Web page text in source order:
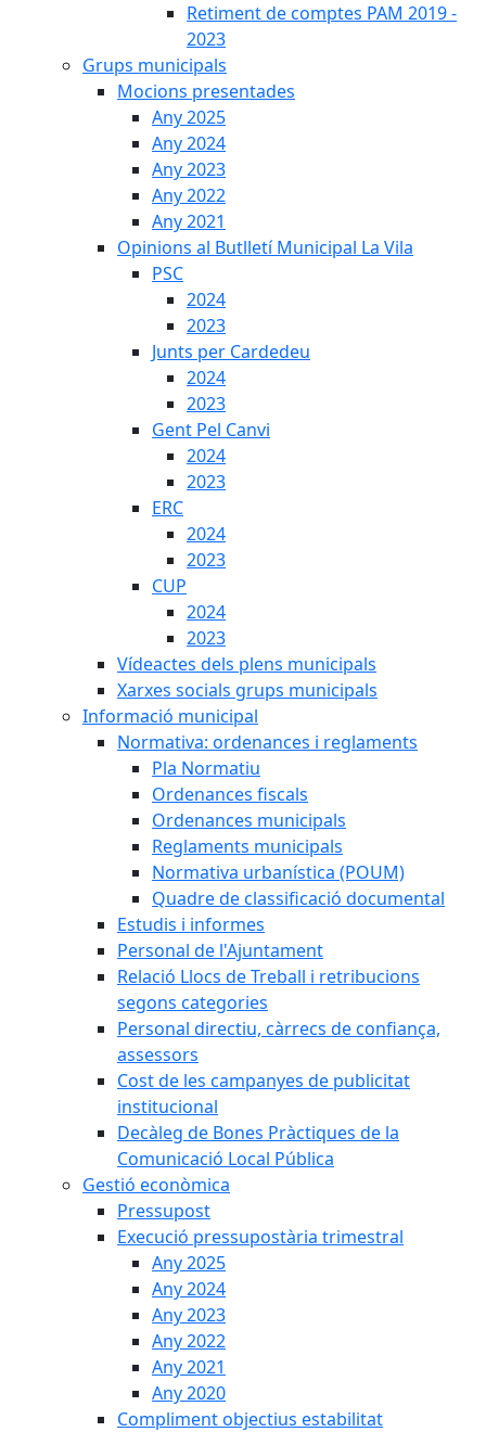
Retiment de comptes PAM 2019 -
2023
Grups municipals
Mocions presentades
Any 2025
Any 2024
Any 2023
Any 2022
Any 2021
Opinions al Butlletí Municipal La Vila
PSC
2024
2023
Junts per Cardedeu
2024
2023
Gent Pel Canvi
2024
2023
ERC
2024
2023
CUP
2024
2023
Vídeactes dels plens municipals
Xarxes socials grups municipals
Informació municipal
Normativa: ordenances i reglaments
Pla Normatiu
Ordenances fiscals
Ordenances municipals
Reglaments municipals
Normativa urbanística (POUM)
Quadre de classificació documental
Estudis i informes
Personal de l'Ajuntament
Relació Llocs de Treball i retribucions
segons categories
Personal directiu, càrrecs de confiança,
assessors
Cost de les campanyes de publicitat
institucional
Decàleg de Bones Pràctiques de la
Comunicació Local Pública
Gestió econòmica
Pressupost
Execució pressupostària trimestral
Any 2025
Any 2024
Any 2023
Any 2022
Any 2021
Any 2020
Compliment objectius estabilitat